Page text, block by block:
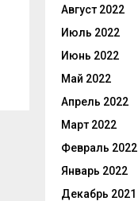
Август 2022
Июль 2022
Июнь 2022
Май 2022
Апрель 2022
Март 2022
Февраль 2022
Январь 2022
Декабрь 2021